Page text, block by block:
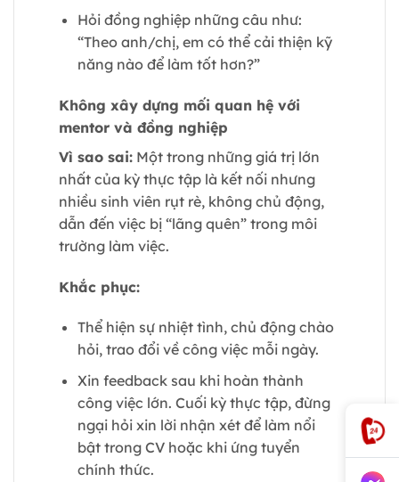
Hỏi đồng nghiệp những câu như:
“Theo anh/chị, em có thể cải thiện kỹ
năng nào để làm tốt hơn?”
Không xây dựng mối quan hệ với
mentor và đồng nghiệp
Vì sao sai: Một trong những giá trị lớn
nhất của kỳ thực tập là kết nối nhưng
nhiều sinh viên rụt rè, không chủ động,
dẫn đến việc bị “lãng quên” trong môi
trường làm việc.
Khắc phục:
Thể hiện sự nhiệt tình, chủ động chào
hỏi, trao đổi về công việc mỗi ngày.
Xin feedback sau khi hoàn thành
công việc lớn. Cuối kỳ thực tập, đừng
ngại hỏi xin lời nhận xét để làm nổi
bật trong CV hoặc khi ứng tuyển
chính thức.